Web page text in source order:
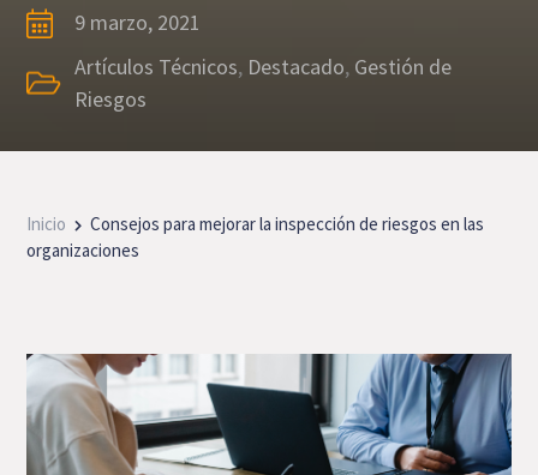
9 marzo, 2021
Artículos Técnicos, Destacado, Gestión de
Riesgos
Inicio
Consejos para mejorar la inspección de riesgos en las
organizaciones